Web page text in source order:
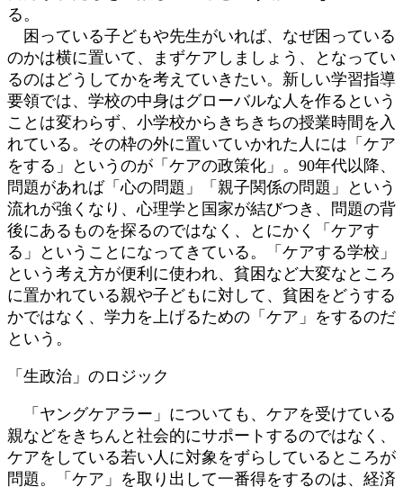
る。
困っている子どもや先生がいれば、なぜ困っている
のかは横に置いて、まずケアしましょう、となってい
るのはどうしてかを考えていきたい。新しい学習指導
要領では、学校の中身はグローバルな人を作るという
ことは変わらず、小学校からきちきちの授業時間を入
れている。その枠の外に置いていかれた人には「ケア
をする」というのが「ケアの政策化」。90年代以降、
問題があれば「心の問題」「親子関係の問題」という
流れが強くなり、心理学と国家が結びつき、問題の背
後にあるものを探るのではなく、とにかく「ケアす
る」ということになってきている。「ケアする学校」
という考え方が便利に使われ、貧困など大変なところ
に置かれている親や子どもに対して、貧困をどうする
かではなく、学力を上げるための「ケア」をするのだ
という。
「生政治」のロジック
「ヤングケアラー」についても、ケアを受けている
親などをきちんと社会的にサポートするのではなく、
ケアをしている若い人に対象をずらしているところが
問題。「ケア」を取り出して一番得をするのは、経済